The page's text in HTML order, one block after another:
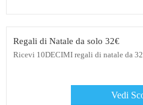
Regali di Natale da solo 32€
Ricevi 10DECIMI regali di natale da
Vedi